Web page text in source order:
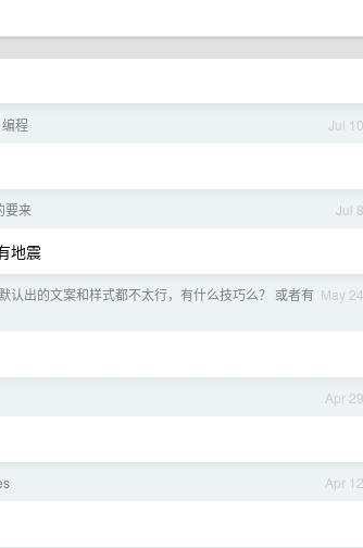
Jul 10
程
Jul 8
要来
地震
May 24
认出的文案和样式都不太行，有什么技巧么？ 或者有
Apr 29
Apr 12